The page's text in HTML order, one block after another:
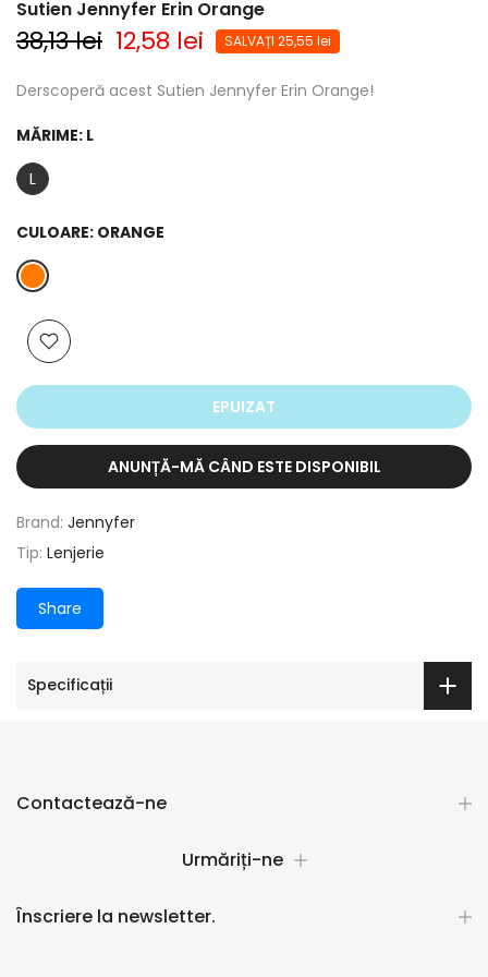
Sutien Jennyfer Erin Orange
38,13 lei 12,58 lei SALVAȚI 25,55 lei
Derscoperă acest Sutien Jennyfer Erin Orange!
MĂRIME: L
L
CULOARE: ORANGE
EPUIZAT
ANUNȚĂ-MĂ CÂND ESTE DISPONIBIL
Brand: Jennyfer
Tip: Lenjerie
Share
Specificații
Contactează-ne
Urmăriți-ne
Înscriere la newsletter.